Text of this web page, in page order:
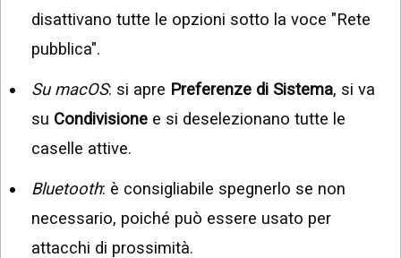
disattivano tutte le opzioni sotto la voce "Rete
pubblica".
Su macOS: si apre Preferenze di Sistema, si va
su Condivisione e si deselezionano tutte le
caselle attive.
Bluetooth: è consigliabile spegnerlo se non
necessario, poiché può essere usato per
attacchi di prossimità.